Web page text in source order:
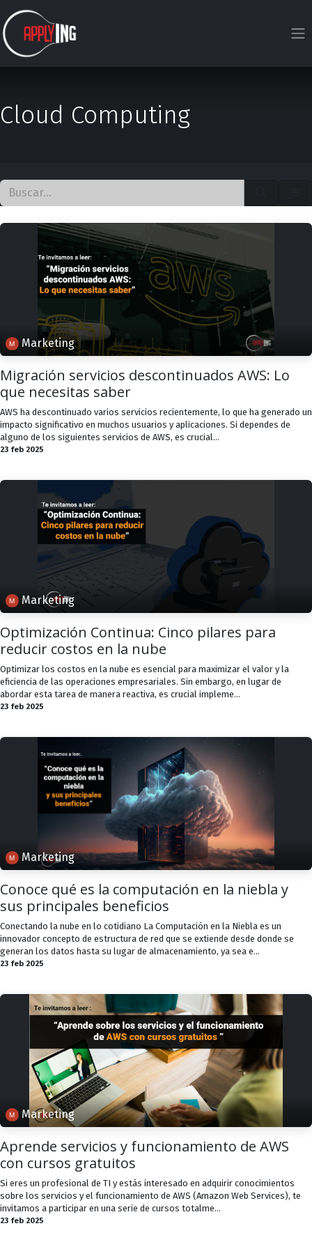
Ir al contenido
Cloud Computing
Marketing
Migración servicios descontinuados AWS: Lo
que necesitas saber
AWS ha descontinuado varios servicios recientemente, lo que ha generado un
impacto significativo en muchos usuarios y aplicaciones. Si dependes de
alguno de los siguientes servicios de AWS, es crucial...
23 feb 2025
Marketing
Optimización Continua: Cinco pilares para
reducir costos en la nube
Optimizar los costos en la nube es esencial para maximizar el valor y la
eficiencia de las operaciones empresariales. Sin embargo, en lugar de
abordar esta tarea de manera reactiva, es crucial impleme...
23 feb 2025
Marketing
Conoce qué es la computación en la niebla y
sus principales beneficios
Conectando la nube en lo cotidiano La Computación en la Niebla es un
innovador concepto de estructura de red que se extiende desde donde se
generan los datos hasta su lugar de almacenamiento, ya sea e...
23 feb 2025
Marketing
Aprende servicios y funcionamiento de AWS
con cursos gratuitos
Si eres un profesional de TI y estás interesado en adquirir conocimientos
sobre los servicios y el funcionamiento de AWS (Amazon Web Services), te
invitamos a participar en una serie de cursos totalme...
23 feb 2025